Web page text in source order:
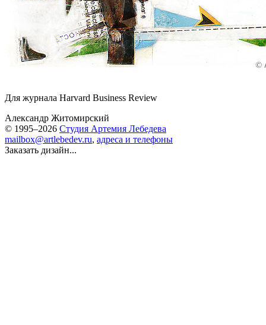
Для журнала Harvard Business Review
Александр Житомирский
© 1995–2026 Студия Артемия Лебедева
mailbox@artlebedev.ru, адреса и телефоны
Заказать дизайн...